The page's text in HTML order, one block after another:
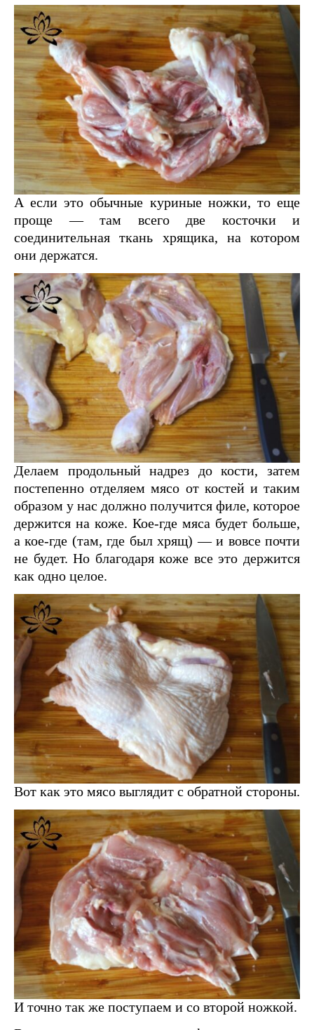
А если это обычные куриные ножки, то еще
проще — там всего две косточки и
соединительная ткань хрящика, на котором
они держатся.
Делаем продольный надрез до кости, затем
постепенно отделяем мясо от костей и таким
образом у нас должно получится филе, которое
держится на коже. Кое-где мяса будет больше,
а кое-где (там, где был хрящ) — и вовсе почти
не будет. Но благодаря коже все это держится
как одно целое.
Вот как это мясо выглядит с обратной стороны.
И точно так же поступаем и со второй ножкой.